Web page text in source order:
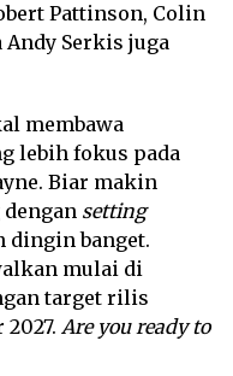
Pattinson, Colin
Serkis juga
membawa
lebih fokus pada
Biar makin
setting
dingin banget.
mulai di
target rilis
Are you ready to